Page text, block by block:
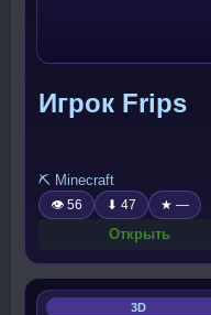
Игрок Frips
⛏️ Minecraft
👁 56 ⬇ 47 ★ —
Открыть
3D